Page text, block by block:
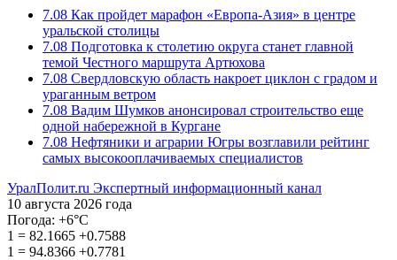
7.08 Как пройдет марафон «Европа-Азия» в центре
уральской столицы
7.08 Подготовка к столетию округа станет главной
темой Честного маршрута Артюхова
7.08 Свердловскую область накроет циклон с градом и
ураганным ветром
7.08 Вадим Шумков анонсировал строительство еще
одной набережной в Кургане
7.08 Нефтяники и аграрии Югры возглавили рейтинг
самых высокооплачиваемых специалистов
УралПолит.ru Экспертный информационный канал
10 августа 2026 года
Погода: +6°С
1 = 82.1665 +0.7588
1 = 94.8366 +0.7781